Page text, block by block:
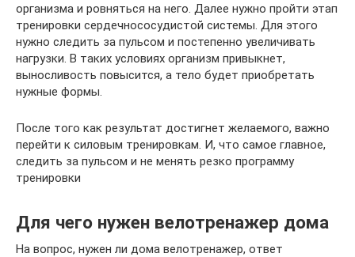
организма и ровняться на него. Далее нужно пройти этап
тренировки сердечнососудистой системы. Для этого
нужно следить за пульсом и постепенно увеличивать
нагрузки. В таких условиях организм привыкнет,
выносливость повысится, а тело будет приобретать
нужные формы.
После того как результат достигнет желаемого, важно
перейти к силовым тренировкам. И, что самое главное,
следить за пульсом и не менять резко программу
тренировки
Для чего нужен велотренажер дома
На вопрос, нужен ли дома велотренажер, ответ